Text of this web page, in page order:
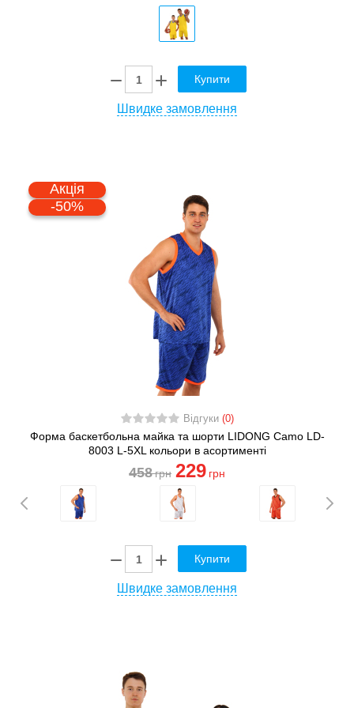
Купити
Швидке замовлення
Акція
-50%
Відгуки (0)
Форма баскетбольна майка та шорти LIDONG Camo LD-
8003 L-5XL кольори в асортименті
458грн 229 грн
Купити
Швидке замовлення